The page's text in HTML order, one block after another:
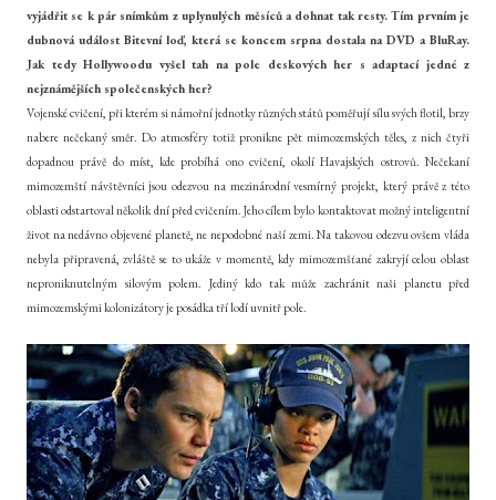
vyjádřit se k pár snímkům z uplynulých měsíců a dohnat tak resty. Tím prvním je
dubnová událost Bitevní loď, která se koncem srpna dostala na DVD a BluRay.
Jak tedy Hollywoodu vyšel tah na pole deskových her s adaptací jedné z
nejznámějších společenských her?
Vojenské cvičení, při kterém si námořní jednotky různých států poměřují sílu svých flotil, brzy
nabere nečekaný směr. Do atmosféry totiž pronikne pět mimozemských těles, z nich čtyři
dopadnou právě do míst, kde probíhá ono cvičení, okolí Havajských ostrovů. Nečekaní
mimozemští návštěvníci jsou odezvou na mezinárodní vesmírný projekt, který právě z této
oblasti odstartoval několik dní před cvičením. Jeho cílem bylo kontaktovat možný inteligentní
život na nedávno objevené planetě, ne nepodobné naší zemi. Na takovou odezvu ovšem vláda
nebyla připravená, zvláště se to ukáže v momentě, kdy mimozemšťané zakryjí celou oblast
neproniknutelným silovým polem. Jediný kdo tak může zachránit naši planetu před
mimozemskými kolonizátory je posádka tří lodí uvnitř pole.